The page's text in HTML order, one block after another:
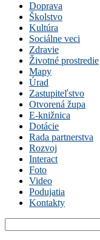
Doprava
Školstvo
Kultúra
Sociálne veci
Zdravie
Životné prostredie
Mapy
Úrad
Zastupiteľstvo
Otvorená župa
E-knižnica
Dotácie
Rada partnerstva
Rozvoj
Interact
Foto
Video
Podujatia
Kontakty